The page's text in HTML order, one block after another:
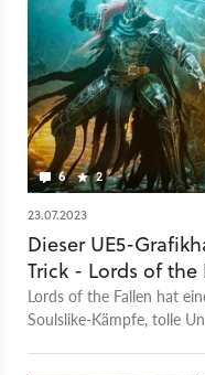
Mournstead, in der ihr
Pieta anlegt, einem der
beschützt. Um sie zu
Nahkampf, Fernkampf
erscheint am 13.
6 2
23.07.2023
Dieser UE5-
Trick - Lords of the
Lords of the Fallen hat
Soulslike-Kämpfe, tolle